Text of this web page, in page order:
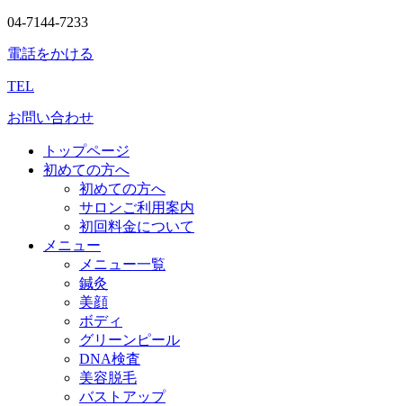
04-7144-7233
電話をかける
TEL
お問い合わせ
トップページ
初めての方へ
初めての方へ
サロンご利用案内
初回料金について
メニュー
メニュー一覧
鍼灸
美顔
ボディ
グリーンピール
DNA検査
美容脱毛
バストアップ